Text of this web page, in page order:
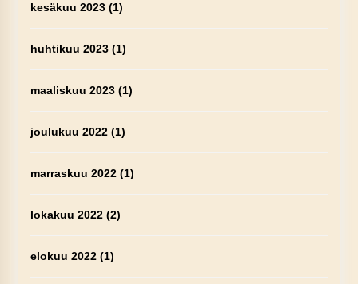
kesäkuu 2023(1)
huhtikuu 2023(1)
maaliskuu 2023(1)
joulukuu 2022(1)
marraskuu 2022(1)
lokakuu 2022(2)
elokuu 2022(1)